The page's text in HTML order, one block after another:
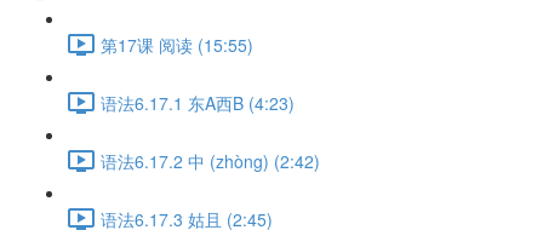
第17课 阅读 (15:55)
语法6.17.1 东A西B (4:23)
语法6.17.2 中 (zhòng) (2:42)
语法6.17.3 姑且 (2:45)